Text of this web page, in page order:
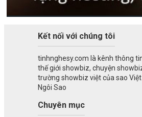
Kết nối với chúng tôi
tinhnghesy.com là kênh thông
thế giới showbiz, chuyện
trường showbiz việt của sao
Ngôi Sao
Chuyên mục